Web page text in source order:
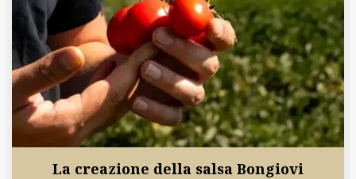
La creazione della salsa Bongiovi